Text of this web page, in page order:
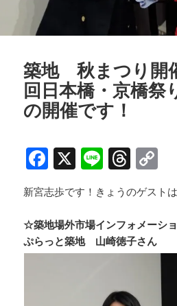
築地 秋まつり開
回日本橋・京橋
の開催です！
F
a
c
e
b
X Li
e
T
h
re
a
d
o
p
y
n
k
新宮志歩です！きょうのゲストは
☆築地場外市場インフォメーシ
ぷらっと築地 山崎徳子さん